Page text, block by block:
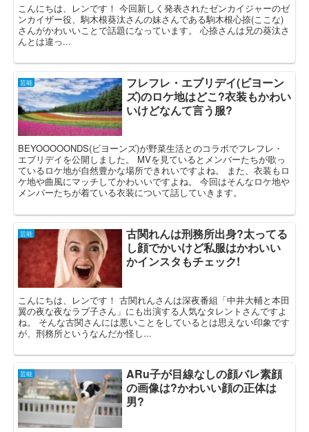
こんにちは、レンです！ 今回新しく発表されたゼンカイジャーのゼ
ンカイザー役、駒木根葵汰さんの妹さんである駒木根心捺(ここな)
さんがかわいいことで話題になっています。 心捺さんは兄の葵汰さ
んとは違っ...
芸能
フレフレ・エブリデイ(ビヨーン
ズ)のロケ地はどこ?衣装もかわい
いけどなんて言う服?
BEYOOOOONDS(ビヨーンズ)が野菜生活とのコラボでフレフレ・
エブリデイを公開しました。 MVを見ているとメンバーたちが歌っ
ているロケ地が自然豊かな場所できれいですよね。 また、衣装もロ
ケ地や曲風にマッチしてかわいいですよね。 今回はそんなロケ地や
メンバーたちが着ている衣装について話していきます。
芸能
古関れんは刑務所出身?太ってる
し顔でかいけど私服はかわいい
かインスタもチェック!
こんにちは、レンです！ 古関れんさんは深夜番組「中井大輔と本田
翼の夜な夜なラブ子さん」にも出演する人気なタレントさんですよ
ね。 そんな古関さんには悪いことをしているとは思えない印象です
が、刑務所というなんだか怪し...
芸能
ARu子が目線なしの顔バレ素顔
の画像は?かわいい顔の正体は
男?